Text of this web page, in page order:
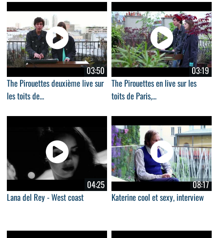
03:50
The Pirouettes deuxième live sur
les toits de...
03:19
The Pirouettes en live sur les
toits de Paris,...
04:25
Lana del Rey - West coast
08:17
Katerine cool et sexy, interview